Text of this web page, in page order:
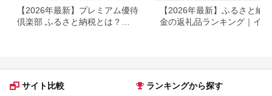
【2026年最新】プレミアム優待
倶楽部 ふるさと納税とは？
【2026年最新】ふるさと納
金の返礼品ランキング｜イン
サイト比較 ランキングから探す